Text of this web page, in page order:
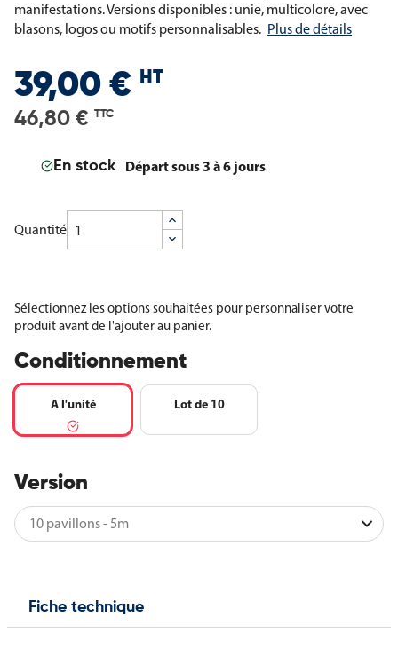
manifestations. Versions disponibles : unie, multicolore, avec
blasons, logos ou motifs personnalisables. Plus de détails
39,00 € HT
46,80 € TTC
En stock Départ sous 3 à 6 jours
Quantité
Sélectionnez les options souhaitées pour personnaliser votre
produit avant de l'ajouter au panier.
Conditionnement
A l'unité Lot de 10
Version
Fiche technique